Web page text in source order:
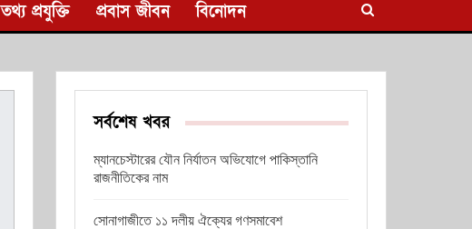
তথ্য প্রযুক্তি প্রবাস জীবন বিনোদন
সর্বশেষ খবর
ম্যানচেস্টারের যৌন নির্যাতন অভিযোগে পাকিস্তানি
রাজনীতিকের নাম
সোনাগাজীতে ১১ দলীয় ঐক্যের গণসমাবেশ